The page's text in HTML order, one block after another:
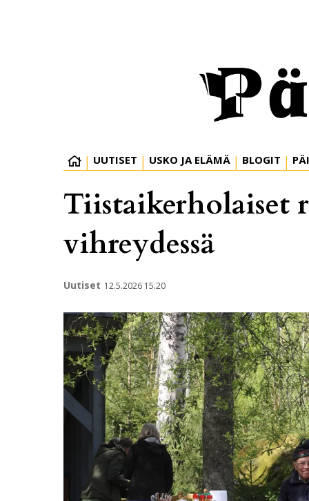
UUTISET USKO JA ELÄMÄ BLOGIT
Tiistaikerholaiset
vihreydessä
Uutiset 12.5.2026 15.20